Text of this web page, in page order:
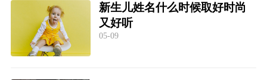
新生儿姓名什么时候取好时尚
又好听
05-09